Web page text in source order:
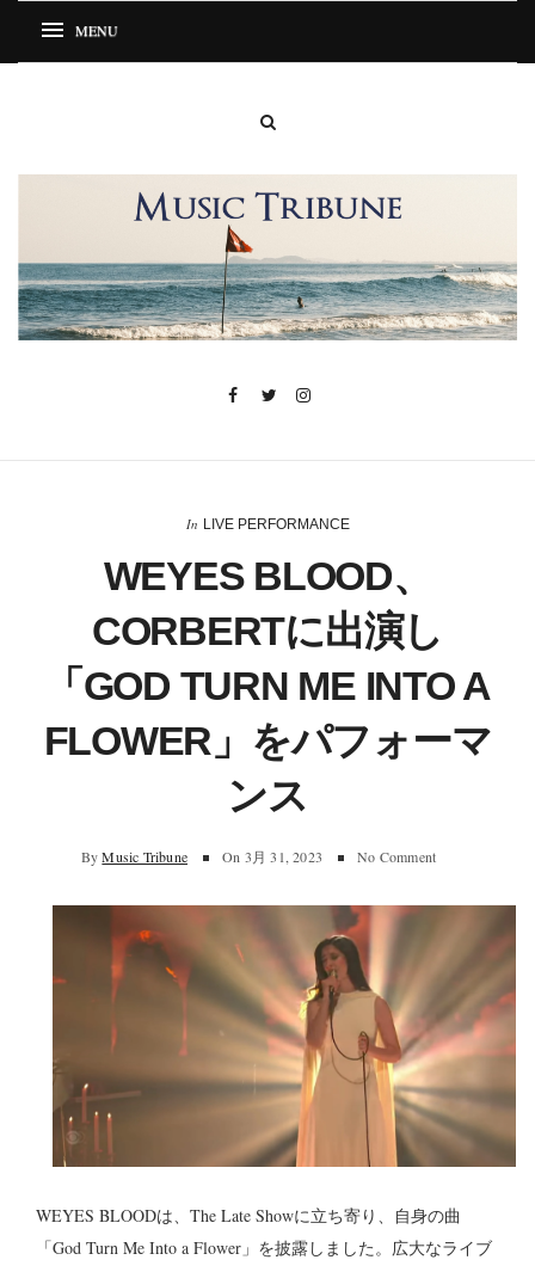
In LIVE PERFORMANCE
WEYES BLOOD、
CORBERTに出演し
「GOD TURN ME INTO A
FLOWER」をパフォーマ
ンス
By Music Tribune On 3月 31, 2023 No Comment
WEYES BLOODは、The Late Showに立ち寄り、自身の曲
「God Turn Me Into a Flower」を披露しました。広大なライブ